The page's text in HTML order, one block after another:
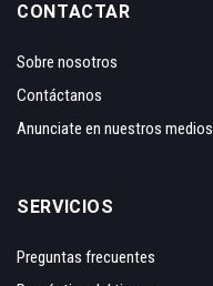
CONTACTAR
Sobre nosotros
Contáctanos
Anunciate en nuestros medios
SERVICIOS
Preguntas frecuentes